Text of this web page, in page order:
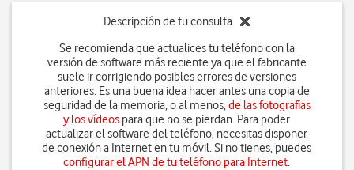
Descripción de tu consulta
Se recomienda que actualices tu teléfono con la
versión de software más reciente ya que el fabricante
suele ir corrigiendo posibles errores de versiones
anteriores. Es una buena idea hacer antes una copia de
seguridad de la memoria, o al menos,de las fotografías
y los vídeos para que no se pierdan. Para poder
actualizar el software del teléfono, necesitas disponer
de conexión a Internet en tu móvil. Si no tienes, puedes
configurar el APN de tu teléfono para Internet.